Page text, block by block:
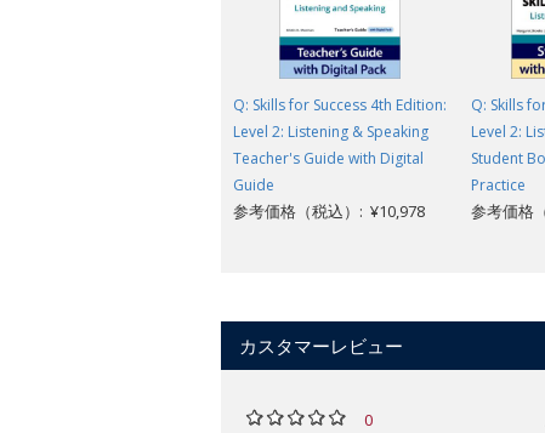
Q: Skills for Success 4th Edition:
Level 2: Listening & Speaking
Teacher's Guide with Digital
Guide
参考価格（税込）: ¥10,978
Q: Skills
Level 2:
Student
Practice
参考価格
カスタマーレビュー
0